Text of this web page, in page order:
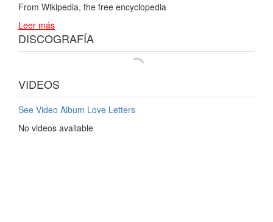
From Wikipedia, the free encyclopedia
Leer más
DISCOGRAFÍA
VIDEOS
See Video Album Love Letters
No videos available